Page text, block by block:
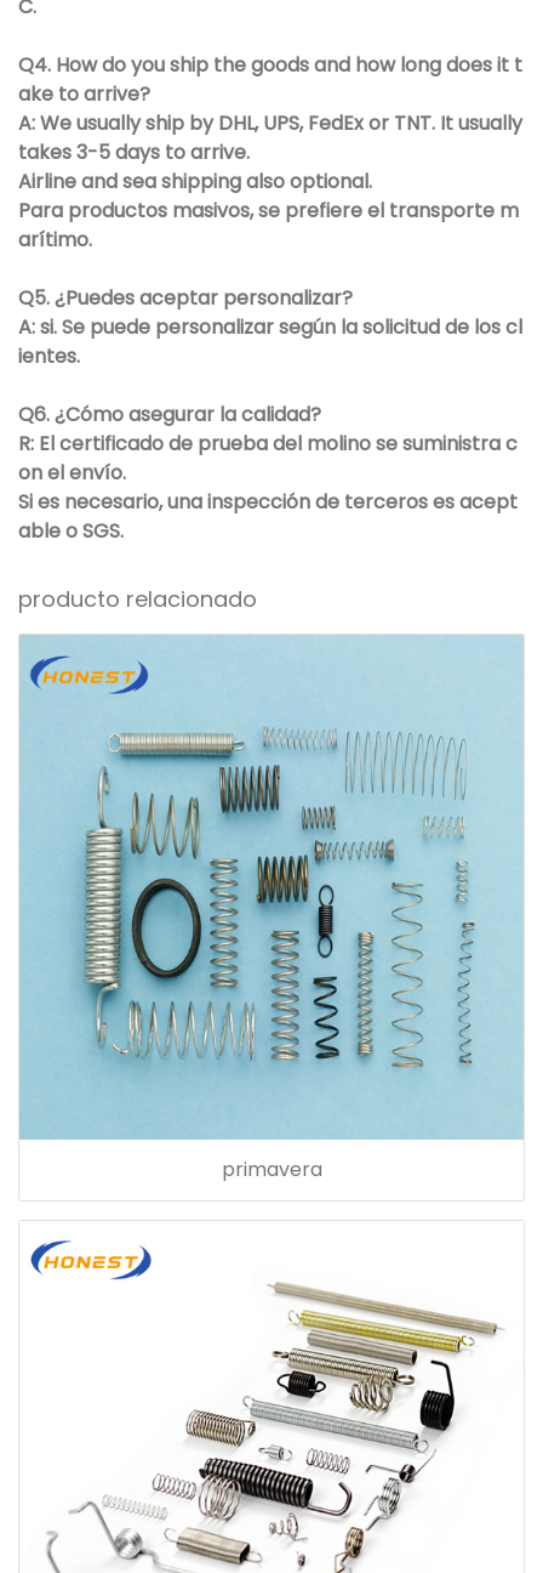
C.
Q4. How do you ship the goods and how long does it t
ake to arrive?
A: We usually ship by DHL, UPS, FedEx or TNT. It usually
takes 3-5 days to arrive.
Airline and sea shipping also optional.
Para productos masivos, se prefiere el transporte m
arítimo.
Q5. ¿Puedes aceptar personalizar?
A: si. Se puede personalizar según la solicitud de los cl
ientes.
Q6. ¿Cómo asegurar la calidad?
R: El certificado de prueba del molino se suministra c
on el envío.
Si es necesario, una inspección de terceros es acept
able o SGS.
producto relacionado
primavera